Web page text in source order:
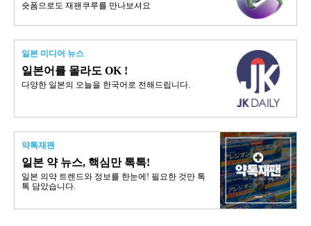
숏폼으로도 재팬쿠루를 만나보셔요
일본 미디어 뉴스
일본어를 몰라도 OK !
다양한 일본의 오늘을 한국어로 전해드립니다.
약톡재팬
일본 약 뉴스, 핵심만 톡톡!
일본 의약 트렌드와 정보를 한눈에! 필요한 것만 톡
톡 담았습니다.